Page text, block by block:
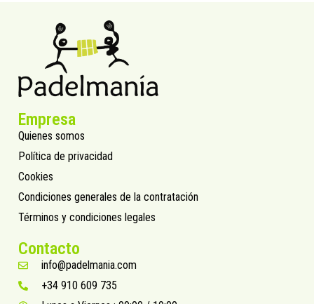
Empresa
Quienes somos
Política de privacidad
Cookies
Condiciones generales de la contratación
Términos y condiciones legales
Contacto
info@padelmania.com
+34 910 609 735